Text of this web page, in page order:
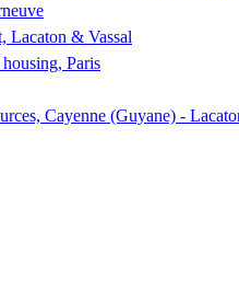
Lacaton & Vassal
Paris
Cayenne (Guyane) -